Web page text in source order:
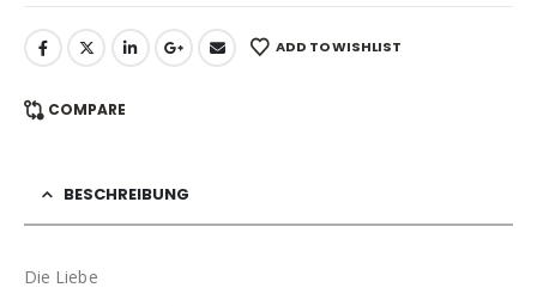
ADD TO WISHLIST
COMPARE
BESCHREIBUNG
Die Liebe